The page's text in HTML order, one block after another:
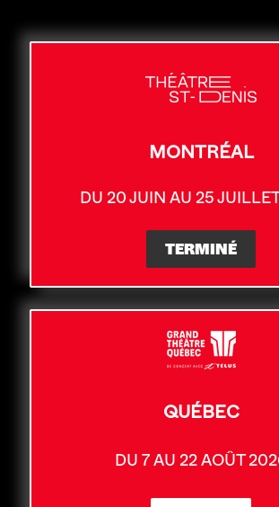
MONTRÉAL
DU 20 JUIN AU 25
TERMINÉ
QUÉBEC
DU 7 AU 22 AOÛT